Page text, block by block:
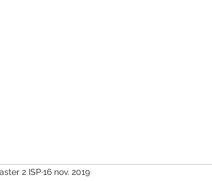
2 ISP16 nov. 2019